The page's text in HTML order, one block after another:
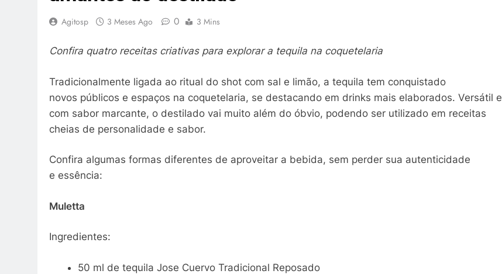
Agitosp 3 Meses Ago 0 3 Mins
Confira quatro receitas criativas para explorar a tequila na coquetelaria
Tradicionalmente ligada ao ritual do shot com sal e limão, a tequila tem conquistado
novos públicos e espaços na coquetelaria, se destacando em drinks mais elaborados. Versátil e
com sabor marcante, o destilado vai muito além do óbvio, podendo ser utilizado em receitas
cheias de personalidade e sabor.
Confira algumas formas diferentes de aproveitar a bebida, sem perder sua autenticidade
e essência:
Muletta
Ingredientes:
50 ml de tequila Jose Cuervo Tradicional Reposado